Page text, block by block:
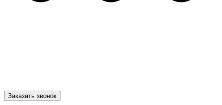
Заказать звонок